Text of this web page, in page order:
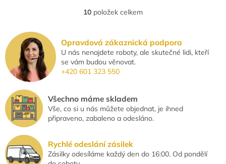
po sušení v sušičce. Vhodný
pro většinu...
O
á
d
a
c
p
r
v
k
v
ý
p
10 položek celkem
Opravdová zákaznická podpora
U nás nenajdete roboty, ale skutečné lidi, kteří
se vám budou věnovat.
+420 601 323 550
Všechno máme skladem
Vše, co si u nás můžete objednat, je ihned
připraveno, zabaleno a odesláno.
Rychlé odeslání zásilek
Zásilky odesíláme každý den do 16:00. Od pondělí